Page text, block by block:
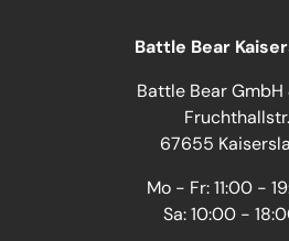
Battle Bear
Battle Bear GmbH
67655
Mo - Fr: 11:00 -
Sa: 10:00 -